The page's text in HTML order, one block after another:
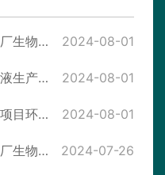
关于岳阳县湘福庭木业加工厂生物质锅炉改建项目环境影响报告表的批复 2024-08-01
关于湖南科伦集约化智能输液生产线建设项目环境影响报告表的批复 2024-08-01
关于建材混凝土搅拌站建设项目环境影响报告表拟进行审查的公示 2024-08-01
关于岳阳县湘福庭木业加工厂生物质锅炉改建项目环境影响报告表拟进行审查的公示 2024-07-26